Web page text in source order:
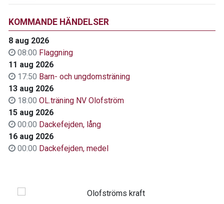
KOMMANDE HÄNDELSER
8 aug 2026
08:00 Flaggning
11 aug 2026
17:50 Barn- och ungdomsträning
13 aug 2026
18:00 OL.träning NV Olofström
15 aug 2026
00:00 Dackefejden, lång
16 aug 2026
00:00 Dackefejden, medel